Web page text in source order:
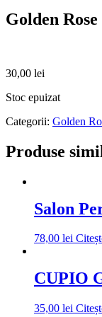
Golden
30,00 lei
Stoc epuizat
Categorii: Golden
Produse
Salon
78,00 lei
CUPIO
35,00 lei